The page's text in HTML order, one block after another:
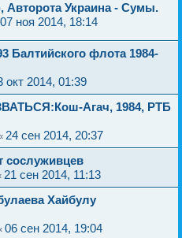
Украина - Сумы.
07 ноя 2014, 18:14
Балтийского флота 1984-
окт 2014, 01:39
Агач, 1984, РТБ
24 сен 2014, 20:37
сослуживцев
21 сен 2014, 11:13
Хайбулу
06 сен 2014, 19:04